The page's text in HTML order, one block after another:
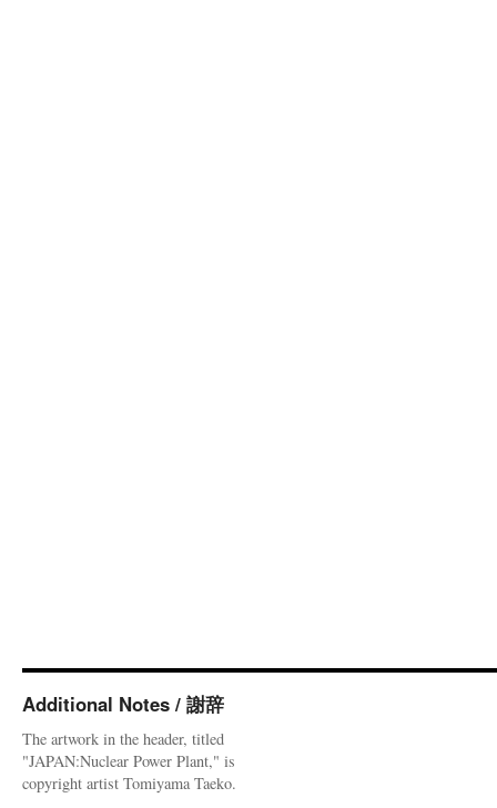
Additional Notes / 謝辞
The artwork in the header, titled
"JAPAN:Nuclear Power Plant," is
copyright artist Tomiyama Taeko.